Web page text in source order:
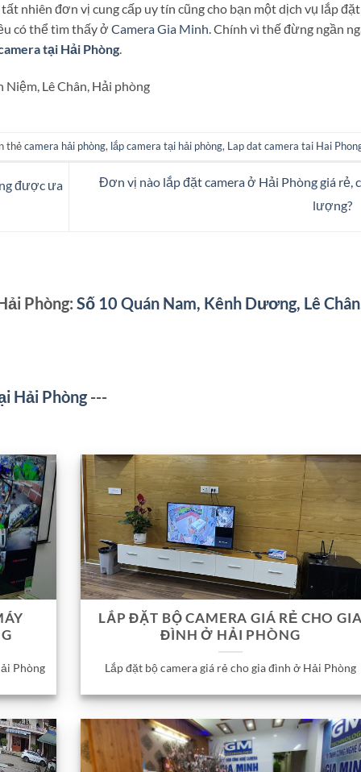
nhiên đơn vị cung cấp uy tín cũng cho bạn một dịch vụ lắp đặt
có thể tìm thấy ở Camera Gia Minh. Chính vì thế đừng ngần
tại Hải Phòng.
Lê Chân, Hải phòng
thẻcamera hải phòng, lắp camera tại hải phòng, Lap dat camera tai Hai
được ưa
Đơn vị nào lắp đặt camera ở Hải Phòng giá rẻ,
lượng?
Phòng: Số 10 Quán Nam, Kênh Dương, Lê
Hải Phòng ---
Phòng
LẮP ĐẶT BỘ CAMERA GIÁ RẺ CHO
ĐÌNH Ở HẢI PHÒNG
Lắp đặt bộ camera giá rẻ cho gia đình ở Hải Phòng